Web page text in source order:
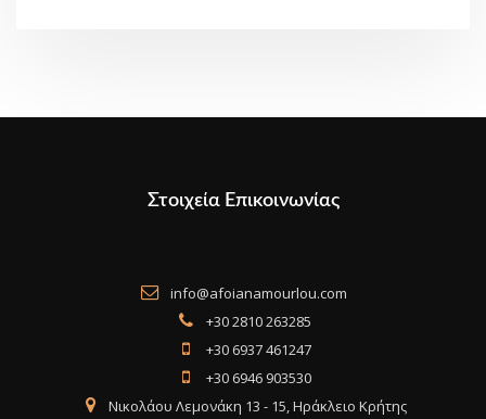
Στοιχεία Επικοινωνίας
info@afoianamourlou.com
+30 2810 263285
+30 6937 461247
+30 6946 903530
Νικολάου Λεμονάκη 13 - 15, Ηράκλειο Κρήτης